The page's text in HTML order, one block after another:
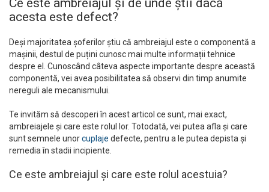
Ce este ambreiajul și de unde știi dacă
acesta este defect?
Deși majoritatea șoferilor știu că ambreiajul este o componentă a
mașinii, destul de puțini cunosc mai multe informații tehnice
despre el. Cunoscând câteva aspecte importante despre această
componentă, vei avea posibilitatea să observi din timp anumite
nereguli ale mecanismului.
Te invităm să descoperi în acest articol ce sunt, mai exact,
ambreiajele și care este rolul lor. Totodată, vei putea afla și care
sunt semnele unorcuplaje defecte, pentru a le putea depista și
remedia în stadii incipiente.
Ce este ambreiajul și care este rolul acestuia?